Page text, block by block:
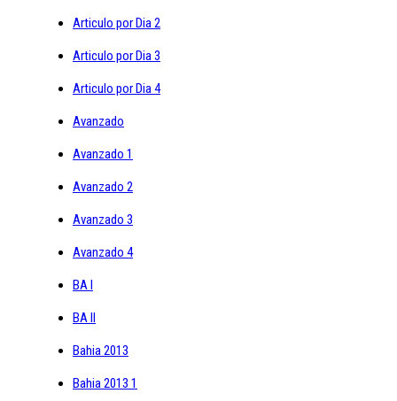
Articulo por Dia 2
Articulo por Dia 3
Articulo por Dia 4
Avanzado
Avanzado 1
Avanzado 2
Avanzado 3
Avanzado 4
BA I
BA II
Bahia 2013
Bahia 2013 1